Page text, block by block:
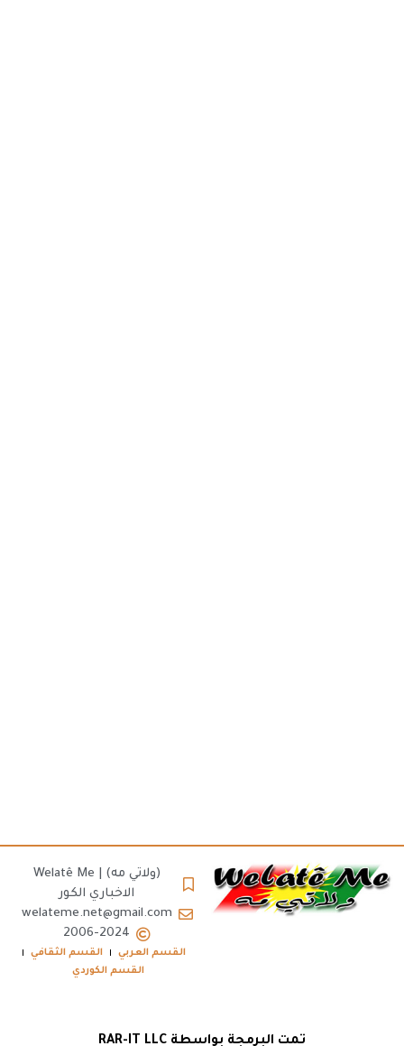
(ولاتي مه) | Welatê Me
الاخباري الكور
welateme.net@gmail.com
2006-2024
القسم العربي
القسم الثقافي
القسم الكوردي
تمت البرمجة بواسطة RAR-IT LLC